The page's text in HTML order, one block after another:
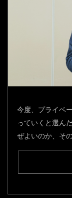
今度、プライベ
っていくと選ん
ぜよいのか、そ